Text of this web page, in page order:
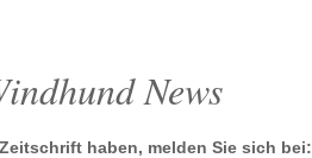
News
haben, melden Sie sich bei: